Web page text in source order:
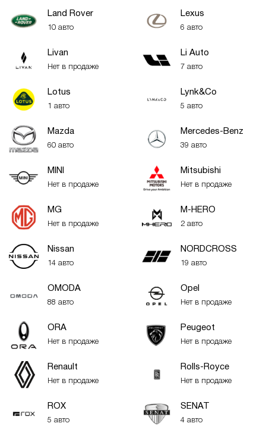
Land Rover
10 авто
Lexus
6 авто
Livan
Нет в продаже
Li Auto
7 авто
Lotus
1 авто
Lynk&Co
5 авто
Mazda
60 авто
Mercedes-Benz
39 авто
MINI
Нет в продаже
Mitsubishi
Нет в продаже
MG
Нет в продаже
M-HERO
2 авто
Nissan
14 авто
NORDCROSS
19 авто
OMODA
88 авто
Opel
Нет в продаже
ORA
Нет в продаже
Peugeot
Нет в продаже
Renault
Нет в продаже
Rolls-Royce
Нет в продаже
ROX
5 авто
SENAT
4 авто